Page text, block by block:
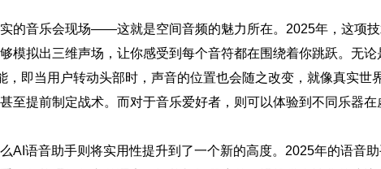
的音乐会现场——这就是空间音频的魅力所在。2025年，这项
模拟出三维声场，让你感受到每个音符都在围绕着你跳跃。无
，即当用户转动头部时，声音的位置也会随之改变，就像真实
提前制定战术。而对于音乐爱好者，则可以体验到不同乐器在
AI语音助手则将实用性提升到了一个新的高度。2025年的语音